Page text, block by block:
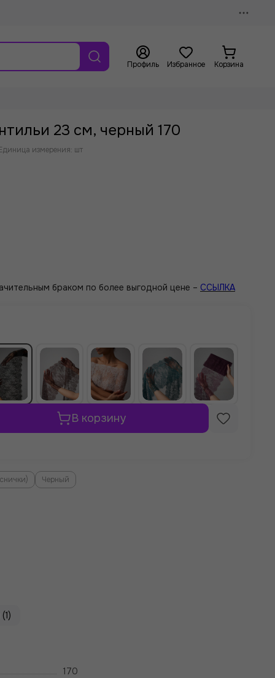
Профиль Избранное Корзина
23 см, черный 170
измерения: шт
браком по более выгодной цене – ССЫЛКА
В корзину
Черный
170